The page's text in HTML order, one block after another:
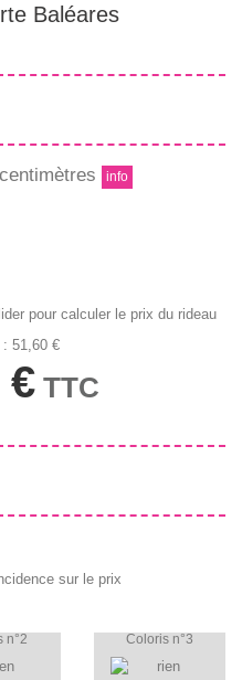
Baléares
info
pour calculer le prix du rideau
51,60 €
€ TTC
sur le prix
n°2 Coloris n°3